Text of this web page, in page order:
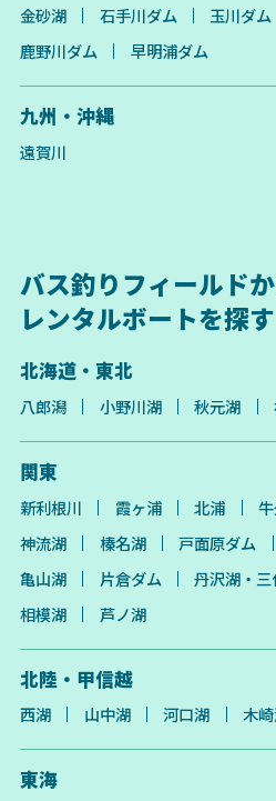
金砂湖
石手川ダム 玉川ダム
鹿野川ダム
早明浦ダム
九州・沖縄
遠賀川
バス釣りフィールド
レンタルボートを探す
北海道・東北
八郎潟 小野川湖 秋元湖
関東
新利根川 霞ヶ浦 北浦
神流湖
榛名湖 戸面原ダム
亀山湖
片倉ダム 丹沢湖・三
相模湖
芦ノ湖
北陸・甲信越
西湖 山中湖 河口湖 木
東海